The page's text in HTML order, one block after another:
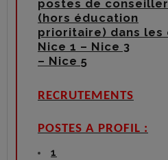
postes de
(hors éducation
prioritaire) dans les
Nice 1 – Nice 3
– Nice 5
RECRUTEMENTS
POSTES A PROFIL :
1